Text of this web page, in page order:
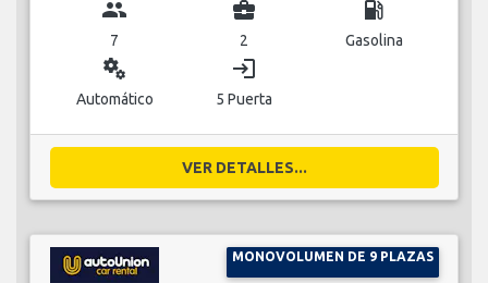
group
7
business_center
2
local_gas_station
Gasolina
miscellaneous_services
Automático
login
5 Puerta
VER DETALLES...
MONOVOLUMEN DE 9 PLAZAS